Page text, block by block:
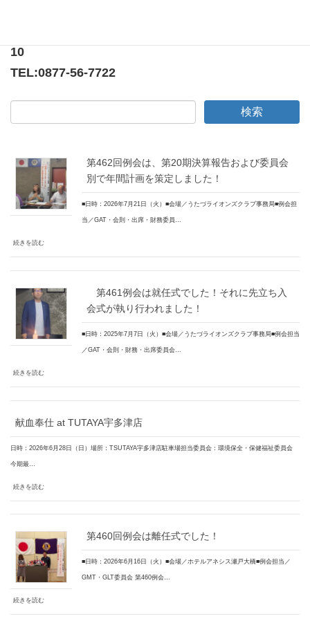
10
TEL:0877-56-7722
第462回例会は、第20期決算報告および委員会
別で年間計画を策定しました！
■日時：2026年7月21日（火）■会場／うたづライオンズクラブ事務局■例会担
当／GAT・会則・出席・財務委員…
続きを読む
第461例会は就任式でした！それに先立ち入
会式が執り行われました！
■日時：2025年7月7日（火）■会場／うたづライオンズクラブ事務局■例会担当
／GAT・会則・財務・出席委員会…
続きを読む
献血奉仕 at TUTAYA宇多津店
日時：2026年6月28日（日）場所：TSUTAYA宇多津店駐車場担当委員会：環境保全・保健福祉委員会
今期最…
続きを読む
第460回例会は離任式でした！
■日時：2026年6月16日（火）■会場／ホテルアネシス瀬戸大橋■例会担当／
GMT・GLT委員会 第460例会…
続きを読む